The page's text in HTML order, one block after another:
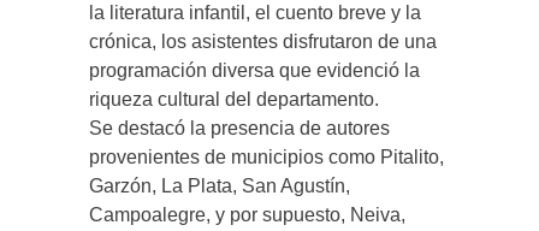
la literatura infantil, el cuento breve y la
crónica, los asistentes disfrutaron de una
programación diversa que evidenció la
riqueza cultural del departamento.
Se destacó la presencia de autores
provenientes de municipios como Pitalito,
Garzón, La Plata, San Agustín,
Campoalegre, y por supuesto, Neiva,